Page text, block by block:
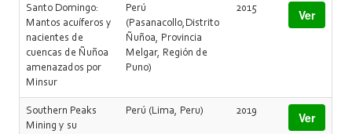
Santo Domingo:
Mantos acuíferos y
nacientes de
cuencas de Ñuñoa
amenazados por
Minsur
Perú
(Pasanacollo,Distrito
Ñuñoa, Provincia
Melgar, Región de
Puno)
2015 Ver
Southern Peaks
Mining y su
Perú (Lima, Peru) 2019 Ver